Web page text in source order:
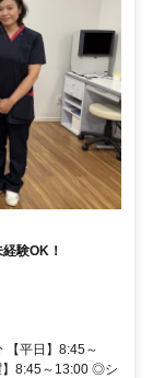
験OK！
【平日】8:45～
】8:45～13:00 ◎シ